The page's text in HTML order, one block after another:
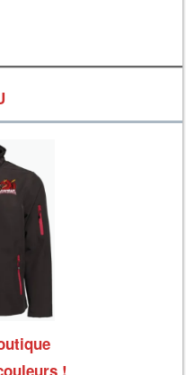
!